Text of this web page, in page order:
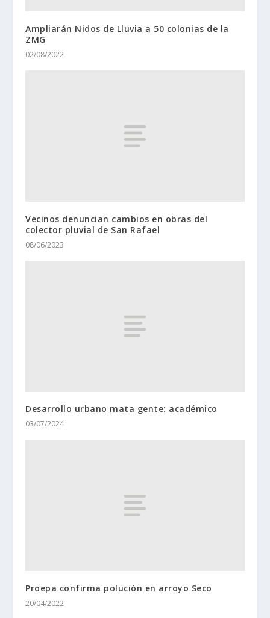
Ampliarán Nidos de Lluvia a 50 colonias de la
ZMG
02/08/2022
Vecinos denuncian cambios en obras del
colector pluvial de San Rafael
08/06/2023
Desarrollo urbano mata gente: académico
03/07/2024
Proepa confirma polución en arroyo Seco
20/04/2022